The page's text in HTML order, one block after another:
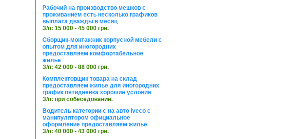
Рабочий на производство мешков с
проживанием есть несколько графиков
выплата дважды в месяц
З/п: 15 000 - 45 000 грн.
Сборщик-монтажник корпусной мебели с
опытом для иногородних
предоставляем комфортабельное
жилье
З/п: 42 000 - 88 000 грн.
Комплектовщик товара на склад
предоставляем жилье для иногородних
график пятидневка хорошие условия
З/п: при собеседовании.
Водитель категории с на авто iveco с
манипулятором официальное
оформление предоставляем жилье
З/п: 40 000 - 43 000 грн.